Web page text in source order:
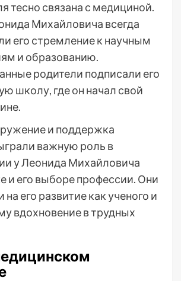
тесно связана с медициной.
Михайловича всегда
его стремление к научным
и образованию.
родители подписали его
школу, где он начал свой
и поддержка
важную роль в
у Леонида Михайловича
и его выборе профессии. Они
его развитие как ученого и
вдохновение в трудных